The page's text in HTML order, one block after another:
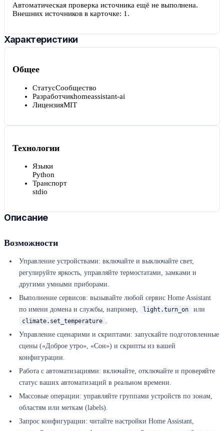
Автоматическая проверка источника ещё не выполнена.
Внешних источников в карточке: 1 .
Характеристики
Общее
СтатусСообщество
Разработчикhomeassistant-ai
ЛицензияMIT
Технологии
Языки
Python
Транспорт
stdio
Описание
Возможности
Управление устройствами: включайте и выключайте свет,
регулируйте яркость, управляйте термостатами, замками и
другими умными приборами.
Выполнение сервисов: вызывайте любой сервис Home Assistant
по имени домена и службы, например,
light.turn_on или
climate.set_temperature .
Управление сценарими и скриптами: запускайте подготовленные
сцены («Доброе утро», «Сон») и скрипты из вашей
конфигурации.
Работа с автоматизациями: включайте, отключайте и проверяйте
статус ваших автоматизаций в реальном времени.
Массовые операции: управляйте группами устройств по зонам,
областям или меткам (labels).
Запрос конфигурации: читайте настройки Home Assistant,